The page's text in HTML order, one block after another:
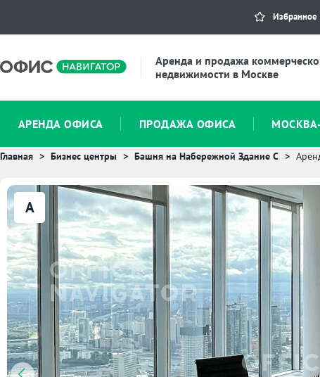
Избранное
Аренда и продажа
недвижимости в Москве
АРЕНДА ОФИСА ПРОДАЖА ОФИСА
Главная Бизнес центры Башня на Набережной Здание С
A